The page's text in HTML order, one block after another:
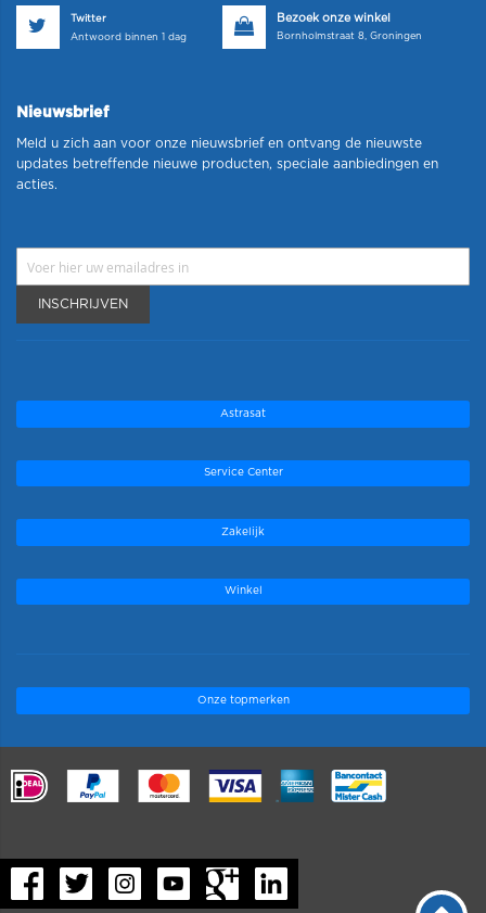
Twitter
Antwoord binnen 1 dag
Bezoek onze winkel
Bornholmstraat 8, Groningen
Nieuwsbrief
Meld u zich aan voor onze nieuwsbrief en ontvang de nieuwste
updates betreffende nieuwe producten, speciale aanbiedingen en
acties.
INSCHRIJVEN
Astrasat
Service Center
Zakelijk
Winkel
Onze topmerken
.